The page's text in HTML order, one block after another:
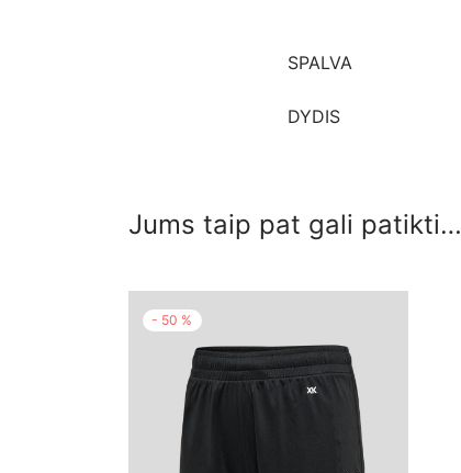
SPALVA
DYDIS
Jums taip pat gali patikti…
- 50 %